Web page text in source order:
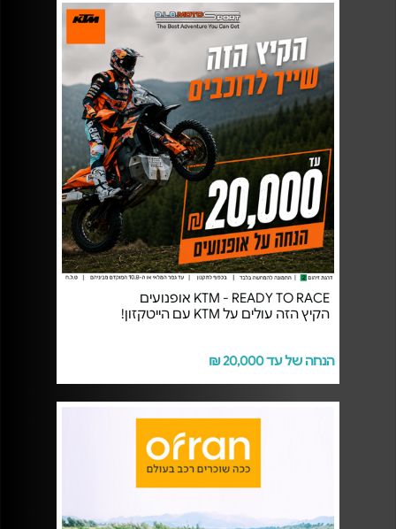
KTM - READY TO RACE אופנועים
הקיץ הזה עולים על KTM עם הייטקזון!
הנחה של עד 20,000 ₪